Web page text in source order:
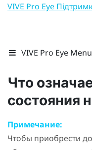
VIVE Pro Eye
VIVE Pro Eye Menu
Что
состояния
Примечание:
Чтобы приобрести